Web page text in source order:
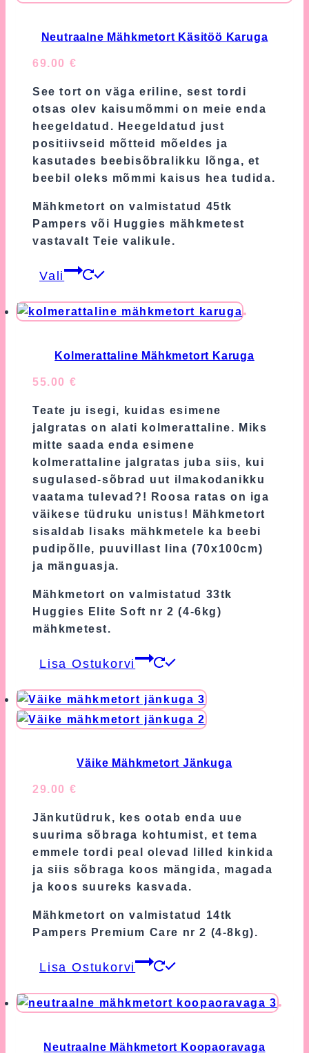
Neutraalne Mähkmetort Käsitöö Karuga
69.00 €
See tort on väga eriline, sest tordi
otsas olev kaisumõmmi on meie enda
heegeldatud. Heegeldatud just
positiivseid mõtteid mõeldes ja
kasutades beebisõbralikku lõnga, et
beebil oleks mõmmi kaisus hea tudida.
Mähkmetort on valmistatud 45tk
Pampers või Huggies mähkmetest
vastavalt Teie valikule.
Vali
has
multiple
The
be
chosen
on
the
product
page
Kolmerattaline Mähkmetort Karuga
55.00 €
Teate ju isegi, kuidas esimene
jalgratas on alati kolmerattaline. Miks
mitte saada enda esimene
kolmerattaline jalgratas juba siis, kui
sugulased-sõbrad uut ilmakodanikku
vaatama tulevad?! Roosa ratas on iga
väikese tüdruku unistus! Mähkmetort
sisaldab lisaks mähkmetele ka beebi
pudipõlle, puuvillast lina (70x100cm)
ja mänguasja.
Mähkmetort on valmistatud 33tk
Huggies Elite Soft nr 2 (4-6kg)
mähkmetest.
Lisa Ostukorvi
Väike Mähkmetort Jänkuga
29.00 €
Jänkutüdruk, kes ootab enda uue
suurima sõbraga kohtumist, et tema
emmele tordi peal olevad lilled kinkida
ja siis sõbraga koos mängida, magada
ja koos suureks kasvada.
Mähkmetort on valmistatud 14tk
Pampers Premium Care nr 2 (4-8kg).
Lisa Ostukorvi
Neutraalne Mähkmetort Koopaoravaga